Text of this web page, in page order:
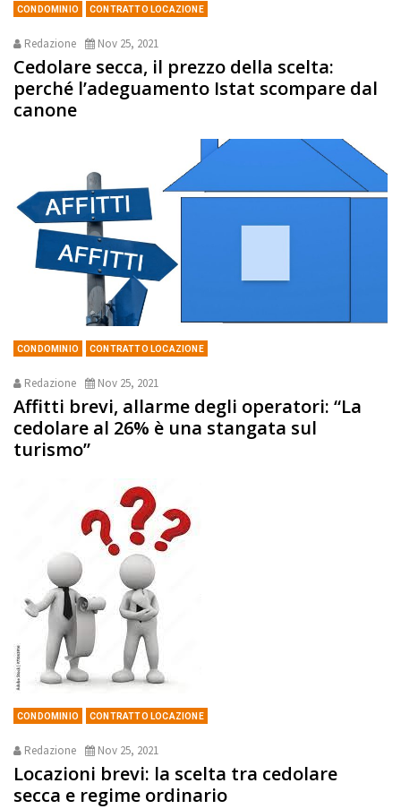
CONDOMINIO CONTRATTO LOCAZIONE
Redazione Nov 25, 2021
Cedolare secca, il prezzo della scelta:
perché l’adeguamento Istat scompare dal
canone
CONDOMINIO CONTRATTO LOCAZIONE
Redazione Nov 25, 2021
Affitti brevi, allarme degli operatori: “La
cedolare al 26% è una stangata sul
turismo”
CONDOMINIO CONTRATTO LOCAZIONE
Redazione Nov 25, 2021
Locazioni brevi: la scelta tra cedolare
secca e regime ordinario